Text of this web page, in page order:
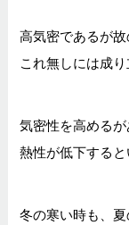
高気密であるが
これ無しには成り
気密性を高めるが
熱性が低下すると
冬の寒い時も、